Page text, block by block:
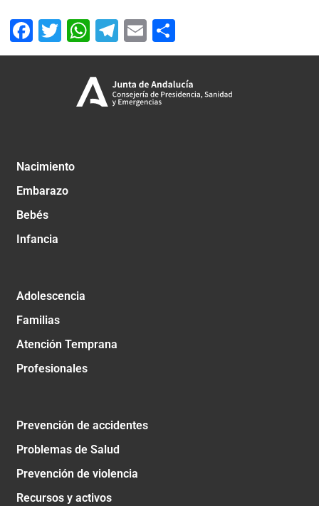
Facebook
Twitter
WhatsApp
Telegram
Email
Nacimiento
Embarazo
Bebés
Infancia
Adolescencia
Familias
Atención Temprana
Profesionales
Prevención de accidentes
Problemas de Salud
Prevención de violencia
Recursos y activos